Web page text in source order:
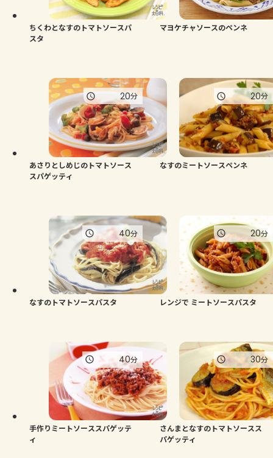
ちくわとなすのトマトソースパ
スタ
マヨケチャソースのペンネ
あさりとしめじのトマトソース
スパゲッティ
20分
なすのミートソースペンネ
20分
なすのトマトソースパスタ
40分
レンジで ミートソースパスタ
20分
手作りミートソーススパゲッテ
ィ
40分
さんまとなすのトマトソースス
パゲッティ
30分